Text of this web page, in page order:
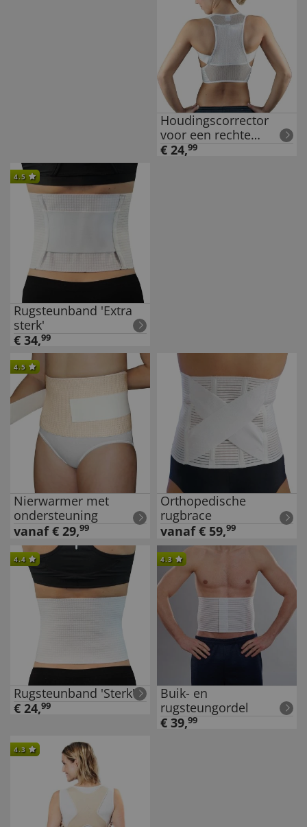
Houdingscorrector
voor een rechte
houding
€ 24,99
4.5
Rugsteunband 'Extra
sterk'
€ 34,99
4.5
Nierwarmer met
ondersteuning
vanaf € 29,99
Orthopedische
rugbrace
vanaf € 59,99
4.4
Rugsteunband 'Sterk'
€ 24,99
4.3
Buik- en
rugsteungordel
€ 39,99
4.3